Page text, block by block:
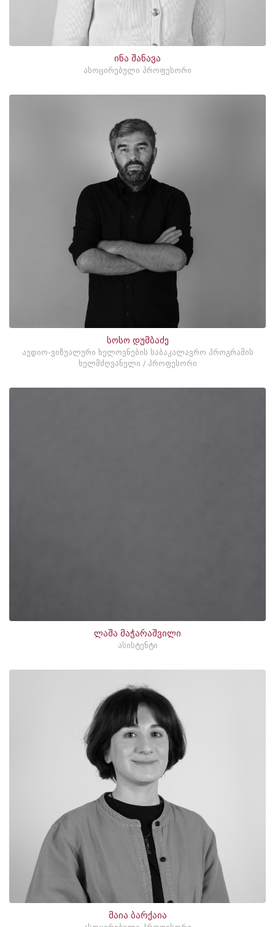
ინა შანავა
ასოცირებული პროფესორი
სოსო დუმბაძე
აუდიო-ვიზუალური ხელოვნების საბაკალავრო პროგრამის
ხელმძღვანელი / პროფესორი
ლაშა მაჭარაშვილი
ასისტენტი
მაია ბარქაია